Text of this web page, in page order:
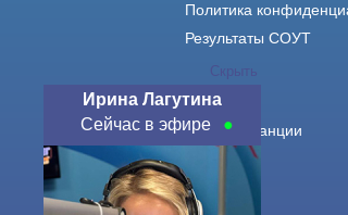
Скрыть
Ирина Лагутина
Сейчас в эфире
Политика
Результаты СОУТ
О нас
О радиостанции
Команда
Контакты
Реклама